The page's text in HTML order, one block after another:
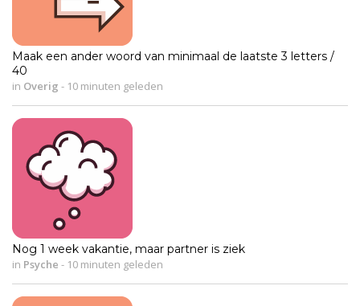
Maak een ander woord van minimaal de laatste 3 letters /
40
in Overig - 10 minuten geleden
Nog 1 week vakantie, maar partner is ziek
in Psyche - 10 minuten geleden